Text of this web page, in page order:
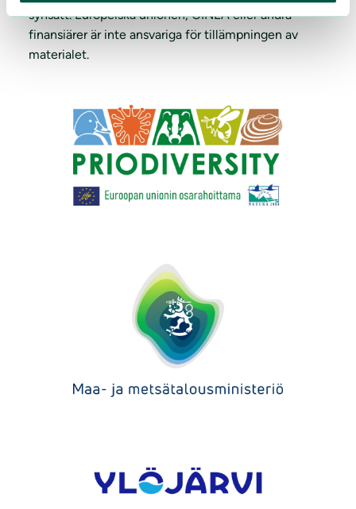
synsätt. Europeiska unionen, CINEA eller andra
finansiärer är inte ansvariga för tillämpningen av
materialet.